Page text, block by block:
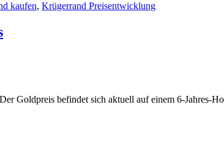
kaufen, Krügerrand Preisentwicklung
Goldpreis befindet sich aktuell auf einem 6-Jahres-